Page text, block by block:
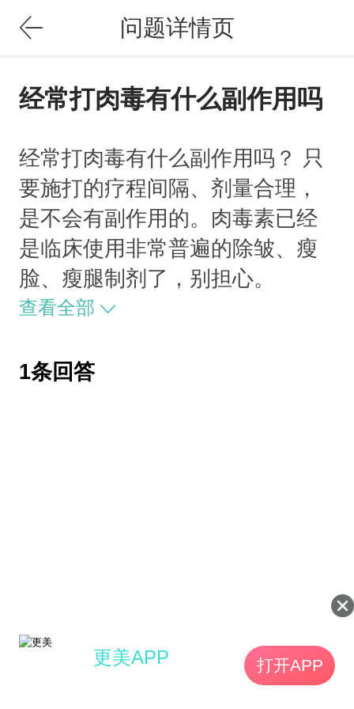
问题详情页
经常打肉毒有什么副作用吗
经常打肉毒有什么副作用吗？ 只
要施打的疗程间隔、剂量合理，
是不会有副作用的。肉毒素已经
是临床使用非常普遍的除皱、瘦
脸、瘦腿制剂了，别担心。
查看全部
1条回答
更美APP 打开APP